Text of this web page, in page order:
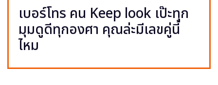
เบอร์โทร คน Keep look เป๊ะทุก
มุมดูดีทุกองศา คุณล่ะมีเลขคู่นี้
ไหม